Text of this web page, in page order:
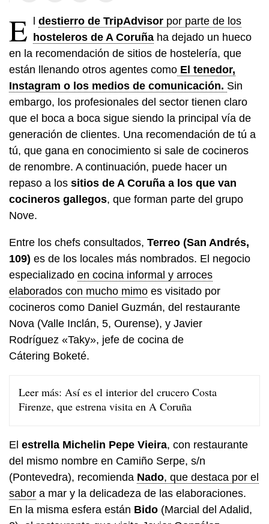
E l destierro de TripAdvisor por parte de los
hosteleros de A Coruña ha dejado un hueco
en la recomendación de sitios de hostelería, que
están llenando otros agentes como El tenedor,
Instagram o los medios de comunicación. Sin
embargo, los profesionales del sector tienen claro
que el boca a boca sigue siendo la principal vía de
generación de clientes. Una recomendación de tú a
tú, que gana en conocimiento si sale de cocineros
de renombre. A continuación, puede hacer un
repaso a los sitios de A Coruña a los que van
cocineros gallegos, que forman parte del grupo
Nove.
Entre los chefs consultados, Terreo (San Andrés,
109) es de los locales más nombrados. El negocio
especializado en cocina informal y arroces
elaborados con mucho mimo es visitado por
cocineros como Daniel Guzmán, del restaurante
Nova (Valle Inclán, 5, Ourense), y Javier
Rodríguez «Taky», jefe de cocina de
Cátering Boketé.
Leer más: Así es el interior del crucero Costa
Firenze, que estrena visita en A Coruña
El estrella Michelin Pepe Vieira, con restaurante
del mismo nombre en Camiño Serpe, s/n
(Pontevedra), recomienda Nado, que destaca por el
sabor a mar y la delicadeza de las elaboraciones.
En la misma esfera están Bido (Marcial del Adalid,